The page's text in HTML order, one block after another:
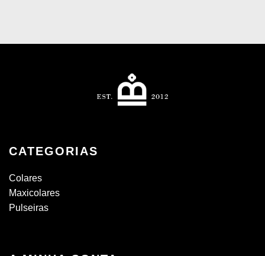
CATEGORIAS
Colares
Maxicolares
Pulseiras